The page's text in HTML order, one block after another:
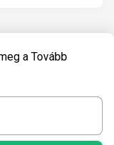
a Tovább